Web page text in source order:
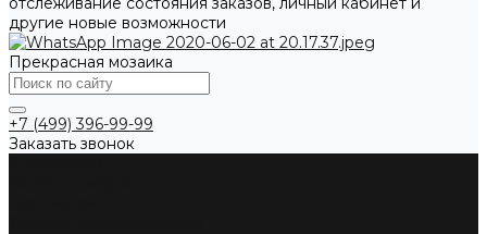
другие новые возможности
Прекрасная мозаика
+7 (499) 396-99-99
Заказать звонок